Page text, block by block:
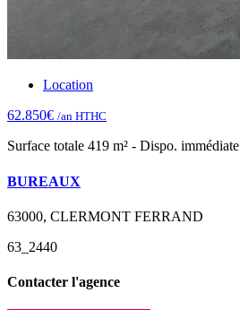
Location
62.850€ /an HTHC
Surface totale 419 m² - Dispo. immédiate
BUREAUX
63000, CLERMONT FERRAND
63_2440
Contacter l'agence